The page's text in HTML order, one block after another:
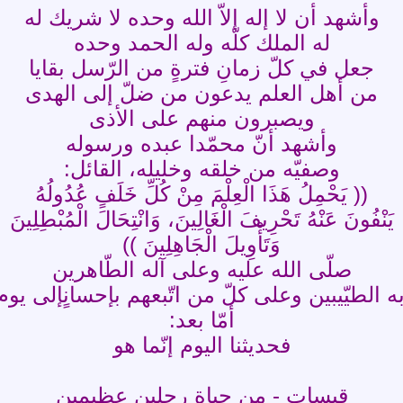
وأشهد أن لا إله إلاّ الله وحده لا شريك له
له الملك كلّه وله الحمد وحده
جعل في كلّ زمانِ فترةٍ من الرّسل بقايا
من أهل العلم يدعون من ضلّ إلى الهدى
ويصبرون منهم على الأذى
وأشهد أنّ محمّدا عبده ورسوله
وصفيّه من خلقه وخليله، القائل:
(( يَحْمِلُ هَذَا الْعِلْمَ مِنْ كُلِّ خَلَفٍ عُدُولُهُ
يَنْفُونَ عَنْهُ تَحْرِيفَ الْغَالِينَ، وَانْتِحَالَ الْمُبْطِلِينَ
وَتَأْوِيلَ الْجَاهِلِينَ ))
صلّى الله عليه وعلى آله الطّاهرين
الطيّيبين وعلى كلّ من اتّبعهم بإحسانٍإلى
أمّا بعد:
فحديثنا اليوم إنّما هو
قبسات - من حياة رجلين عظيمين